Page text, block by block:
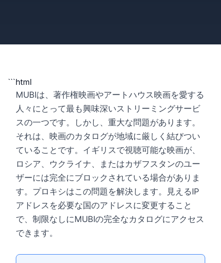
```html
MUBIは、著作権映画やアートハウス映画を愛する
人々にとって最も興味深いストリーミングサービ
スの一つです。しかし、重大な問題があります。
それは、映画のカタログが地域に厳しく結びつい
ていることです。イギリスで視聴可能な映画が、
ロシア、ウクライナ、またはカザフスタンのユー
ザーには完全にブロックされている場合がありま
す。プロキシはこの問題を解決します。見えるIP
アドレスを必要な国のアドレスに変更すること
で、制限なしにMUBIの完全なカタログにアクセス
できます。